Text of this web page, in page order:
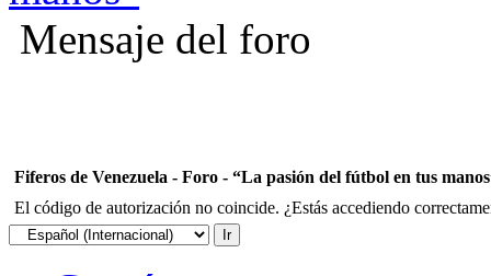
Mensaje del foro
Fiferos de Venezuela - Foro - “La pasión del fútbol en tus
El código de autorización no coincide. ¿Estás accediendo